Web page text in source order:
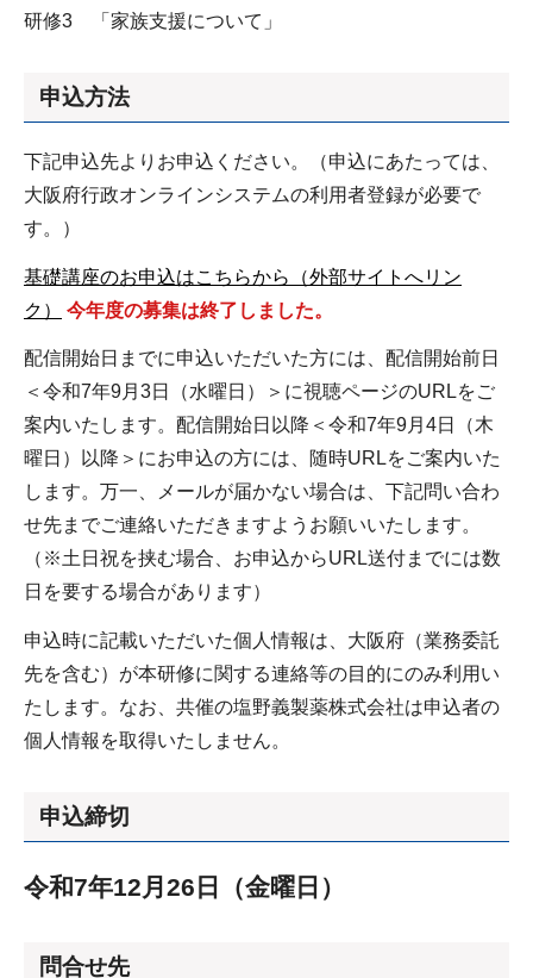
研修3 「家族支援について」
申込方法
下記申込先よりお申込ください。（申込にあたっては、
大阪府行政オンラインシステムの利用者登録が必要で
す。）
基礎講座のお申込はこちらから（外部サイトへリン
ク）
今年度の募集は終了しました。
配信開始日までに申込いただいた方には、配信開始前日
＜令和7年9月3日（水曜日）＞に視聴ページのURLをご
案内いたします。配信開始日以降＜令和7年9月4日（木
曜日）以降＞にお申込の方には、随時URLをご案内いた
します。万一、メールが届かない場合は、下記問い合わ
せ先までご連絡いただきますようお願いいたします。
（※土日祝を挟む場合、お申込からURL送付までには数
日を要する場合があります）
申込時に記載いただいた個人情報は、大阪府（業務委託
先を含む）が本研修に関する連絡等の目的にのみ利用い
たします。なお、共催の塩野義製薬株式会社は申込者の
個人情報を取得いたしません。
申込締切
令和7年12月26日（金曜日）
問合せ先